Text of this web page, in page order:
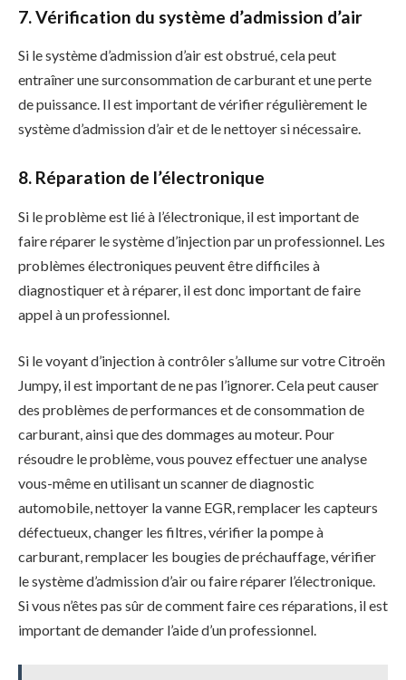
7. Vérification du système d’admission d’air
Si le système d’admission d’air est obstrué, cela peut
entraîner une surconsommation de carburant et une perte
de puissance. Il est important de vérifier régulièrement le
système d’admission d’air et de le nettoyer si nécessaire.
8. Réparation de l’électronique
Si le problème est lié à l’électronique, il est important de
faire réparer le système d’injection par un professionnel. Les
problèmes électroniques peuvent être difficiles à
diagnostiquer et à réparer, il est donc important de faire
appel à un professionnel.
Si le voyant d’injection à contrôler s’allume sur votre Citroën
Jumpy, il est important de ne pas l’ignorer. Cela peut causer
des problèmes de performances et de consommation de
carburant, ainsi que des dommages au moteur. Pour
résoudre le problème, vous pouvez effectuer une analyse
vous-même en utilisant un scanner de diagnostic
automobile, nettoyer la vanne EGR, remplacer les capteurs
défectueux, changer les filtres, vérifier la pompe à
carburant, remplacer les bougies de préchauffage, vérifier
le système d’admission d’air ou faire réparer l’électronique.
Si vous n’êtes pas sûr de comment faire ces réparations, il est
important de demander l’aide d’un professionnel.